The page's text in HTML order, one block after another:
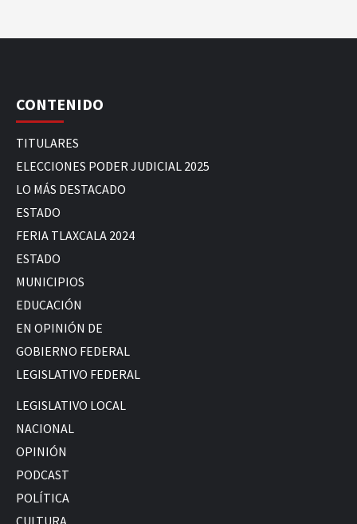
CONTENIDO
TITULARES
ELECCIONES PODER JUDICIAL 2025
LO MÁS DESTACADO
ESTADO
FERIA TLAXCALA 2024
ESTADO
MUNICIPIOS
EDUCACIÓN
EN OPINIÓN DE
GOBIERNO FEDERAL
LEGISLATIVO FEDERAL
LEGISLATIVO LOCAL
NACIONAL
OPINIÓN
PODCAST
POLÍTICA
CULTURA